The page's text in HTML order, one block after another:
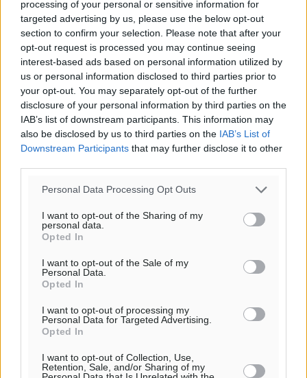
processing of your personal or sensitive information for
targeted advertising by us, please use the below opt-out
section to confirm your selection. Please note that after your
opt-out request is processed you may continue seeing
interest-based ads based on personal information utilized by
us or personal information disclosed to third parties prior to
your opt-out. You may separately opt-out of the further
disclosure of your personal information by third parties on the
IAB’s list of downstream participants. This information may
also be disclosed by us to third parties on the IAB’s List of
Downstream Participants that may further disclose it to other
Personal Data Processing Opt Outs
I want to opt-out of the Sharing of my
personal data.
Opted In
I want to opt-out of the Sale of my
Personal Data.
Opted In
I want to opt-out of processing my
Personal Data for Targeted Advertising.
Opted In
I want to opt-out of Collection, Use,
Retention, Sale, and/or Sharing of my